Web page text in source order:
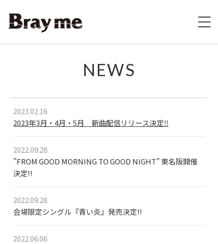
VIDEO
DISCOGRAPHY
ブレの村
STORE
NEWS
2023.02.16
2023年3月・4月・5月 新曲配信リリース決定‼︎
2022.09.28
”FROM GOOD MORNING TO GOOD NIGHT” 東名阪開催
決定!!
2022.09.28
会場限定シングル『青い炎』発売決定!!
2022.06.06